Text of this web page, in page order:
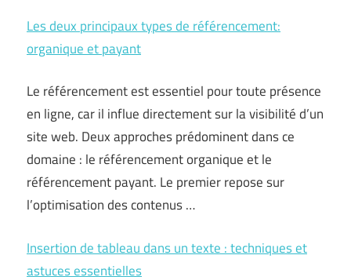
Les deux principaux types de référencement:
organique et payant
Le référencement est essentiel pour toute présence
en ligne, car il influe directement sur la visibilité d’un
site web. Deux approches prédominent dans ce
domaine : le référencement organique et le
référencement payant. Le premier repose sur
l’optimisation des contenus …
Insertion de tableau dans un texte : techniques et
astuces essentielles